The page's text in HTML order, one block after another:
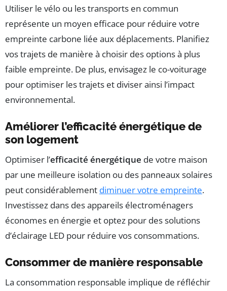
Utiliser le vélo ou les transports en commun
représente un moyen efficace pour réduire votre
empreinte carbone liée aux déplacements. Planifiez
vos trajets de manière à choisir des options à plus
faible empreinte. De plus, envisagez le co-voiturage
pour optimiser les trajets et diviser ainsi l’impact
environnemental.
Améliorer l’efficacité énergétique de
son logement
Optimiser l’efficacité énergétique de votre maison
par une meilleure isolation ou des panneaux solaires
peut considérablement diminuer votre empreinte.
Investissez dans des appareils électroménagers
économes en énergie et optez pour des solutions
d’éclairage LED pour réduire vos consommations.
Consommer de manière responsable
La consommation responsable implique de réfléchir